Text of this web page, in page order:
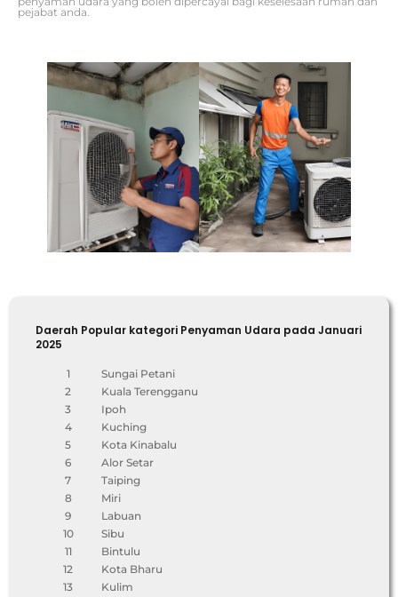
pejabat anda.
Daerah Popular kategori Penyaman Udara pada Januari
2025
1
Sungai Petani
2
Kuala Terengganu
3
Ipoh
4
Kuching
5
Kota Kinabalu
6
Alor Setar
7
Taiping
8
Miri
9
Labuan
10
Sibu
11
Bintulu
12
Kota Bharu
13
Kulim